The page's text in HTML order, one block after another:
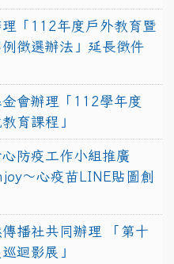
「112年度戶外教育暨
徵選辦法」延長徵件
會辦理「112學年度
育課程」
防疫工作小組推廣
〜心疫苗LINE貼圖創
播社共同辦理 「第十
迴影展」